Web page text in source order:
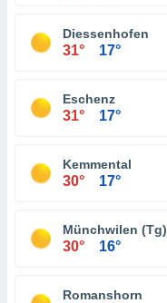
Diessenhofen
31° 17°
Eschenz
31° 17°
Kemmental
30° 17°
Münchwilen (Tg)
30° 16°
Romanshorn